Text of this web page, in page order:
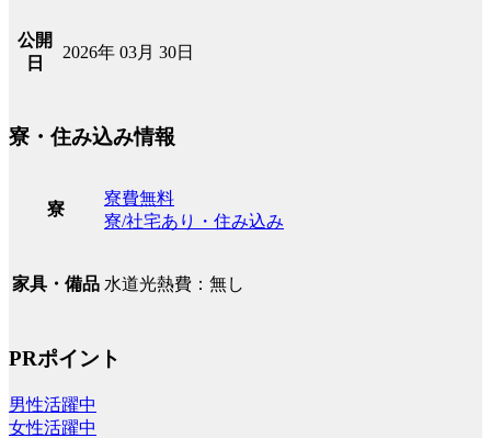
公開
日
2026年 03月 30日
寮・住み込み情報
寮
寮費無料
寮/社宅あり・住み込み
家具・備品 水道光熱費：無し
PRポイント
男性活躍中
女性活躍中